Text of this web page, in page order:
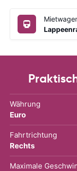
Währung
Euro
Fahrtrichtung
Rechts
Maximale